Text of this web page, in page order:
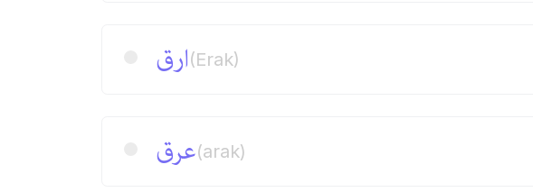
ارق(Erak)
عرق(arak)